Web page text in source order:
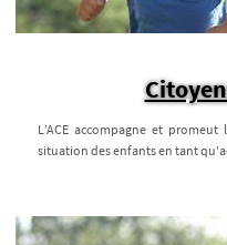
L’ACE accompagne et
situation des enfants en tant